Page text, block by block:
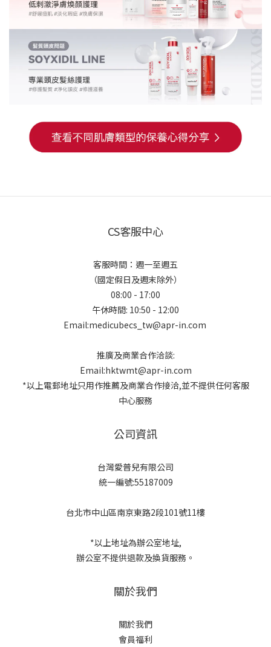
CS客服中心
客服時間：週一至週五
（國定假日及週末除外）
08:00 - 17:00
午休時間: 10:50 - 12:00
Email:medicubecs_tw@apr-in.com
推廣及商業合作洽談:
Email:hktwmt@apr-in.com
*以上電郵地址只用作推薦及商業合作接洽,並不提供任何客服
中心服務
公司資訊
台灣愛普兒有限公司
統一編號:55187009
台北市中山區南京東路2段101號11樓
*以上地址為辦公室地址,
辦公室不提供退款及換貨服務。
關於我們
關於我們
會員福利